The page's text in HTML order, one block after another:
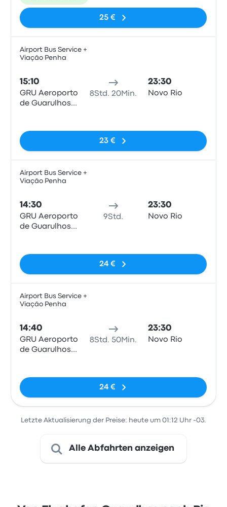
25 €
Airport Bus Service +
Viação Penha
15:10
GRU Aeroporto
de Guarulhos -
8Std. 20Min.
23:30
Novo Rio
23 €
Airport Bus Service +
Viação Penha
14:30
GRU Aeroporto
de Guarulhos -
9Std.
23:30
Novo Rio
24 €
Airport Bus Service +
Viação Penha
14:40
GRU Aeroporto
de Guarulhos
8Std. 50Min.
23:30
Novo Rio
24 €
Letzte Aktualisierung der Preise: heute um 01:12 Uhr -03.
Alle Abfahrten anzeigen